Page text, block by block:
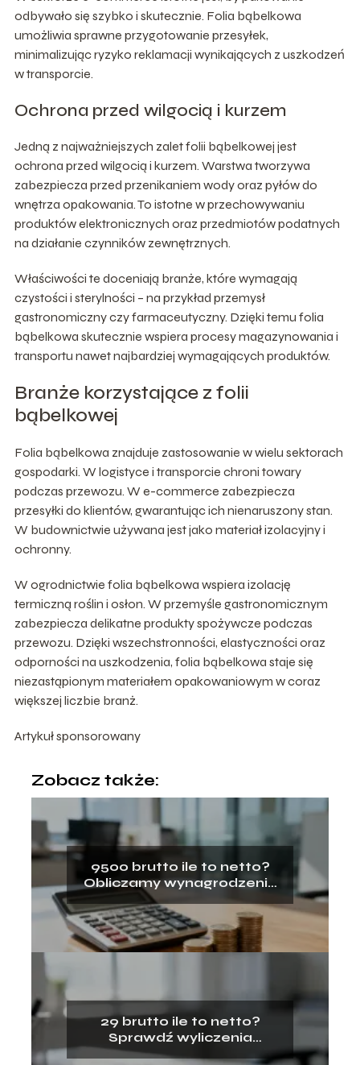
odbywało się szybko i skutecznie. Folia bąbelkowa
umożliwia sprawne przygotowanie przesyłek,
minimalizując ryzyko reklamacji wynikających z uszkodzeń
w transporcie.
Ochrona przed wilgocią i kurzem
Jedną z najważniejszych zalet folii bąbelkowej jest
ochrona przed wilgocią i kurzem. Warstwa tworzywa
zabezpiecza przed przenikaniem wody oraz pyłów do
wnętrza opakowania. To istotne w przechowywaniu
produktów elektronicznych oraz przedmiotów podatnych
na działanie czynników zewnętrznych.
Właściwości te doceniają branże, które wymagają
czystości i sterylności – na przykład przemysł
gastronomiczny czy farmaceutyczny. Dzięki temu folia
bąbelkowa skutecznie wspiera procesy magazynowania i
transportu nawet najbardziej wymagających produktów.
Branże korzystające z folii
bąbelkowej
Folia bąbelkowa znajduje zastosowanie w wielu sektorach
gospodarki. W logistyce i transporcie chroni towary
podczas przewozu. W e-commerce zabezpiecza
przesyłki do klientów, gwarantując ich nienaruszony stan.
W budownictwie używana jest jako materiał izolacyjny i
ochronny.
W ogrodnictwie folia bąbelkowa wspiera izolację
termiczną roślin i osłon. W przemyśle gastronomicznym
zabezpiecza delikatne produkty spożywcze podczas
przewozu. Dzięki wszechstronności, elastyczności oraz
odporności na uszkodzenia, folia bąbelkowa staje się
niezastąpionym materiałem opakowaniowym w coraz
większej liczbie branż.
Artykuł sponsorowany
Zobacz także:
9500 brutto ile to netto?
Obliczamy wynagrodzenie
na rękę
29 brutto ile to netto?
Sprawdź wyliczenia
wynagrodzenia